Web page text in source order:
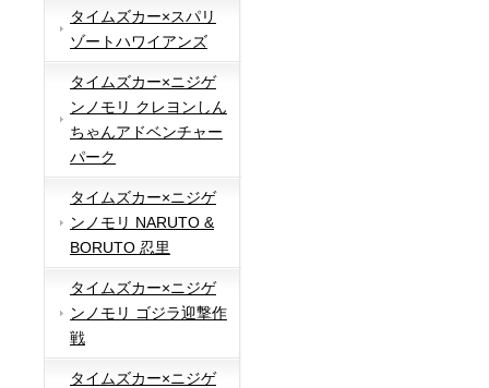
タイムズカー×スパリ
ゾートハワイアンズ
タイムズカー×ニジゲ
ンノモリ クレヨンしん
ちゃんアドベンチャー
パーク
タイムズカー×ニジゲ
ンノモリ NARUTO &
BORUTO 忍里
タイムズカー×ニジゲ
ンノモリ ゴジラ迎撃作
戦
タイムズカー×ニジゲ